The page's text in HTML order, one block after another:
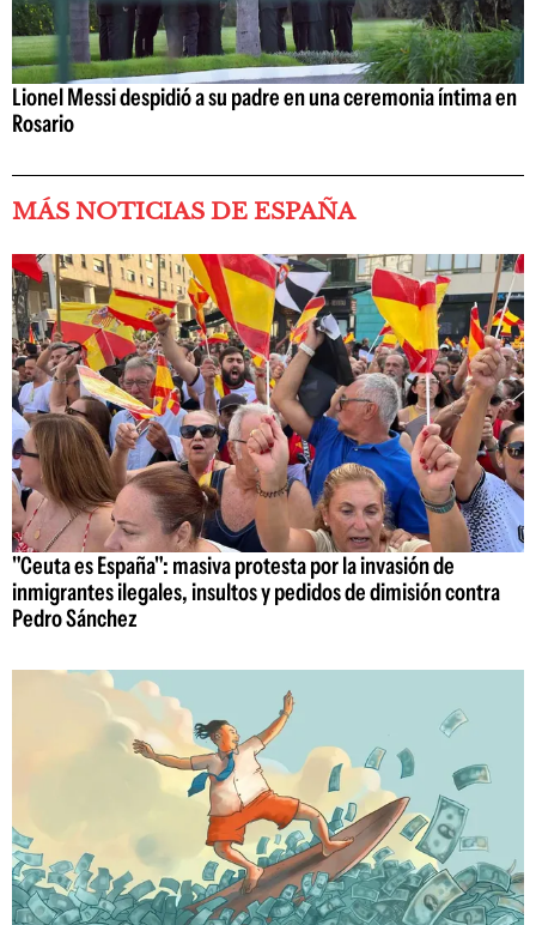
Lionel Messi despidió a su padre en una ceremonia íntima en
Rosario
MÁS NOTICIAS DE ESPAÑA
"Ceuta es España": masiva protesta por la invasión de
inmigrantes ilegales, insultos y pedidos de dimisión contra
Pedro Sánchez